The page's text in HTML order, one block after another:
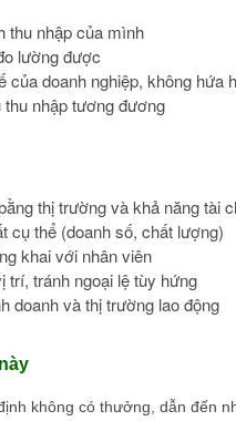
thu nhập của mình
lường được
doanh nghiệp, không hứa
nhập tương đương
thị trường và khả năng tài
cụ thể (doanh số, chất lượng)
khai với nhân viên
trí, tránh ngoại lệ tùy hứng
doanh và thị trường lao động
không có thưởng, dẫn đến